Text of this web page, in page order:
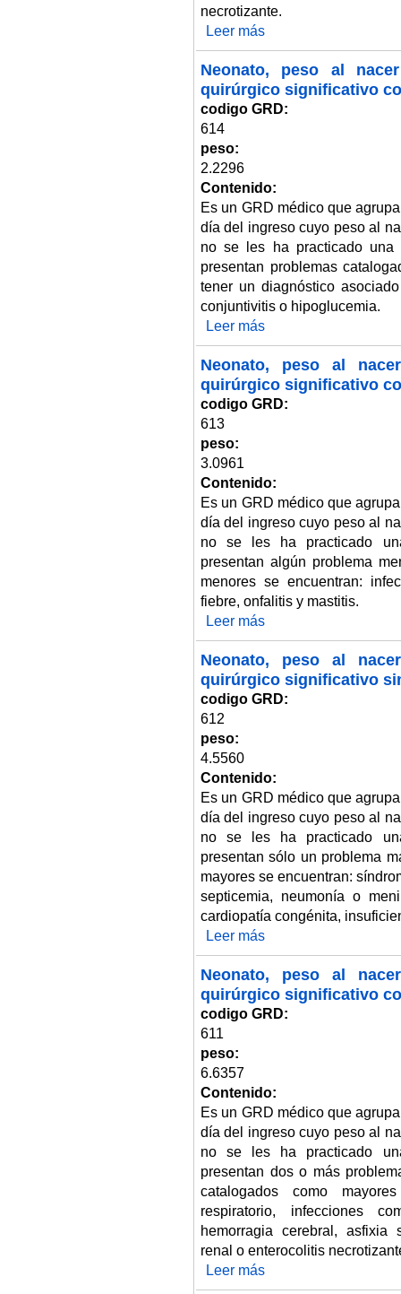
necrotizante.
Leer más
Neonato, peso al
quirúrgico significativo
codigo GRD:
614
peso:
2.2296
Contenido:
Es un GRD médico que
día del ingreso cuyo peso al
no se les ha practicado una
presentan problemas
tener un diagnóstico
conjuntivitis o hipoglucemia.
Leer más
Neonato, peso al
quirúrgico significativo
codigo GRD:
613
peso:
3.0961
Contenido:
Es un GRD médico que
día del ingreso cuyo peso al
no se les ha practicado
presentan algún problema
menores se encuentran:
fiebre, onfalitis y mastitis.
Leer más
Neonato, peso al
quirúrgico significativo
codigo GRD:
612
peso:
4.5560
Contenido:
Es un GRD médico que
día del ingreso cuyo peso al
no se les ha practicado
presentan sólo un problema
mayores se encuentran:
septicemia, neumonía o
cardiopatía congénita,
Leer más
Neonato, peso al
quirúrgico significativo
codigo GRD:
611
peso:
6.6357
Contenido:
Es un GRD médico que
día del ingreso cuyo peso al
no se les ha practicado
presentan dos o más
catalogados como
respiratorio, infecciones
hemorragia cerebral, asfixia
renal o enterocolitis
Leer más